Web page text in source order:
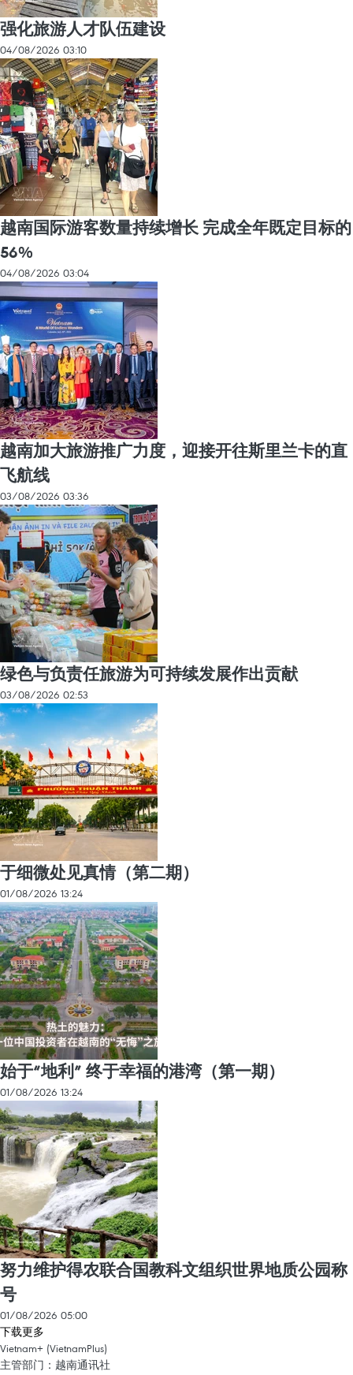
强化旅游人才队伍建设
04/08/2026 03:10
越南国际游客数量持续增长 完成全年既定目标的
56%
04/08/2026 03:04
越南加大旅游推广力度，迎接开往斯里兰卡的直
飞航线
03/08/2026 03:36
绿色与负责任旅游为可持续发展作出贡献
03/08/2026 02:53
于细微处见真情（第二期）
01/08/2026 13:24
始于“地利” 终于幸福的港湾（第一期）
01/08/2026 13:24
努力维护得农联合国教科文组织世界地质公园称
号
01/08/2026 05:00
下载更多
Vietnam+ (VietnamPlus)
主管部门：越南通讯社